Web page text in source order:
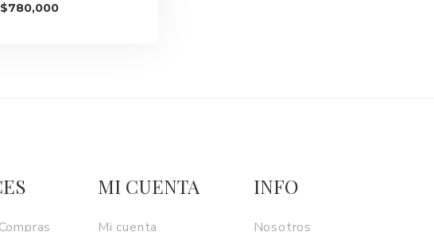
$780,000
MI CUENTA
Mi cuenta
INFO
Nosotros